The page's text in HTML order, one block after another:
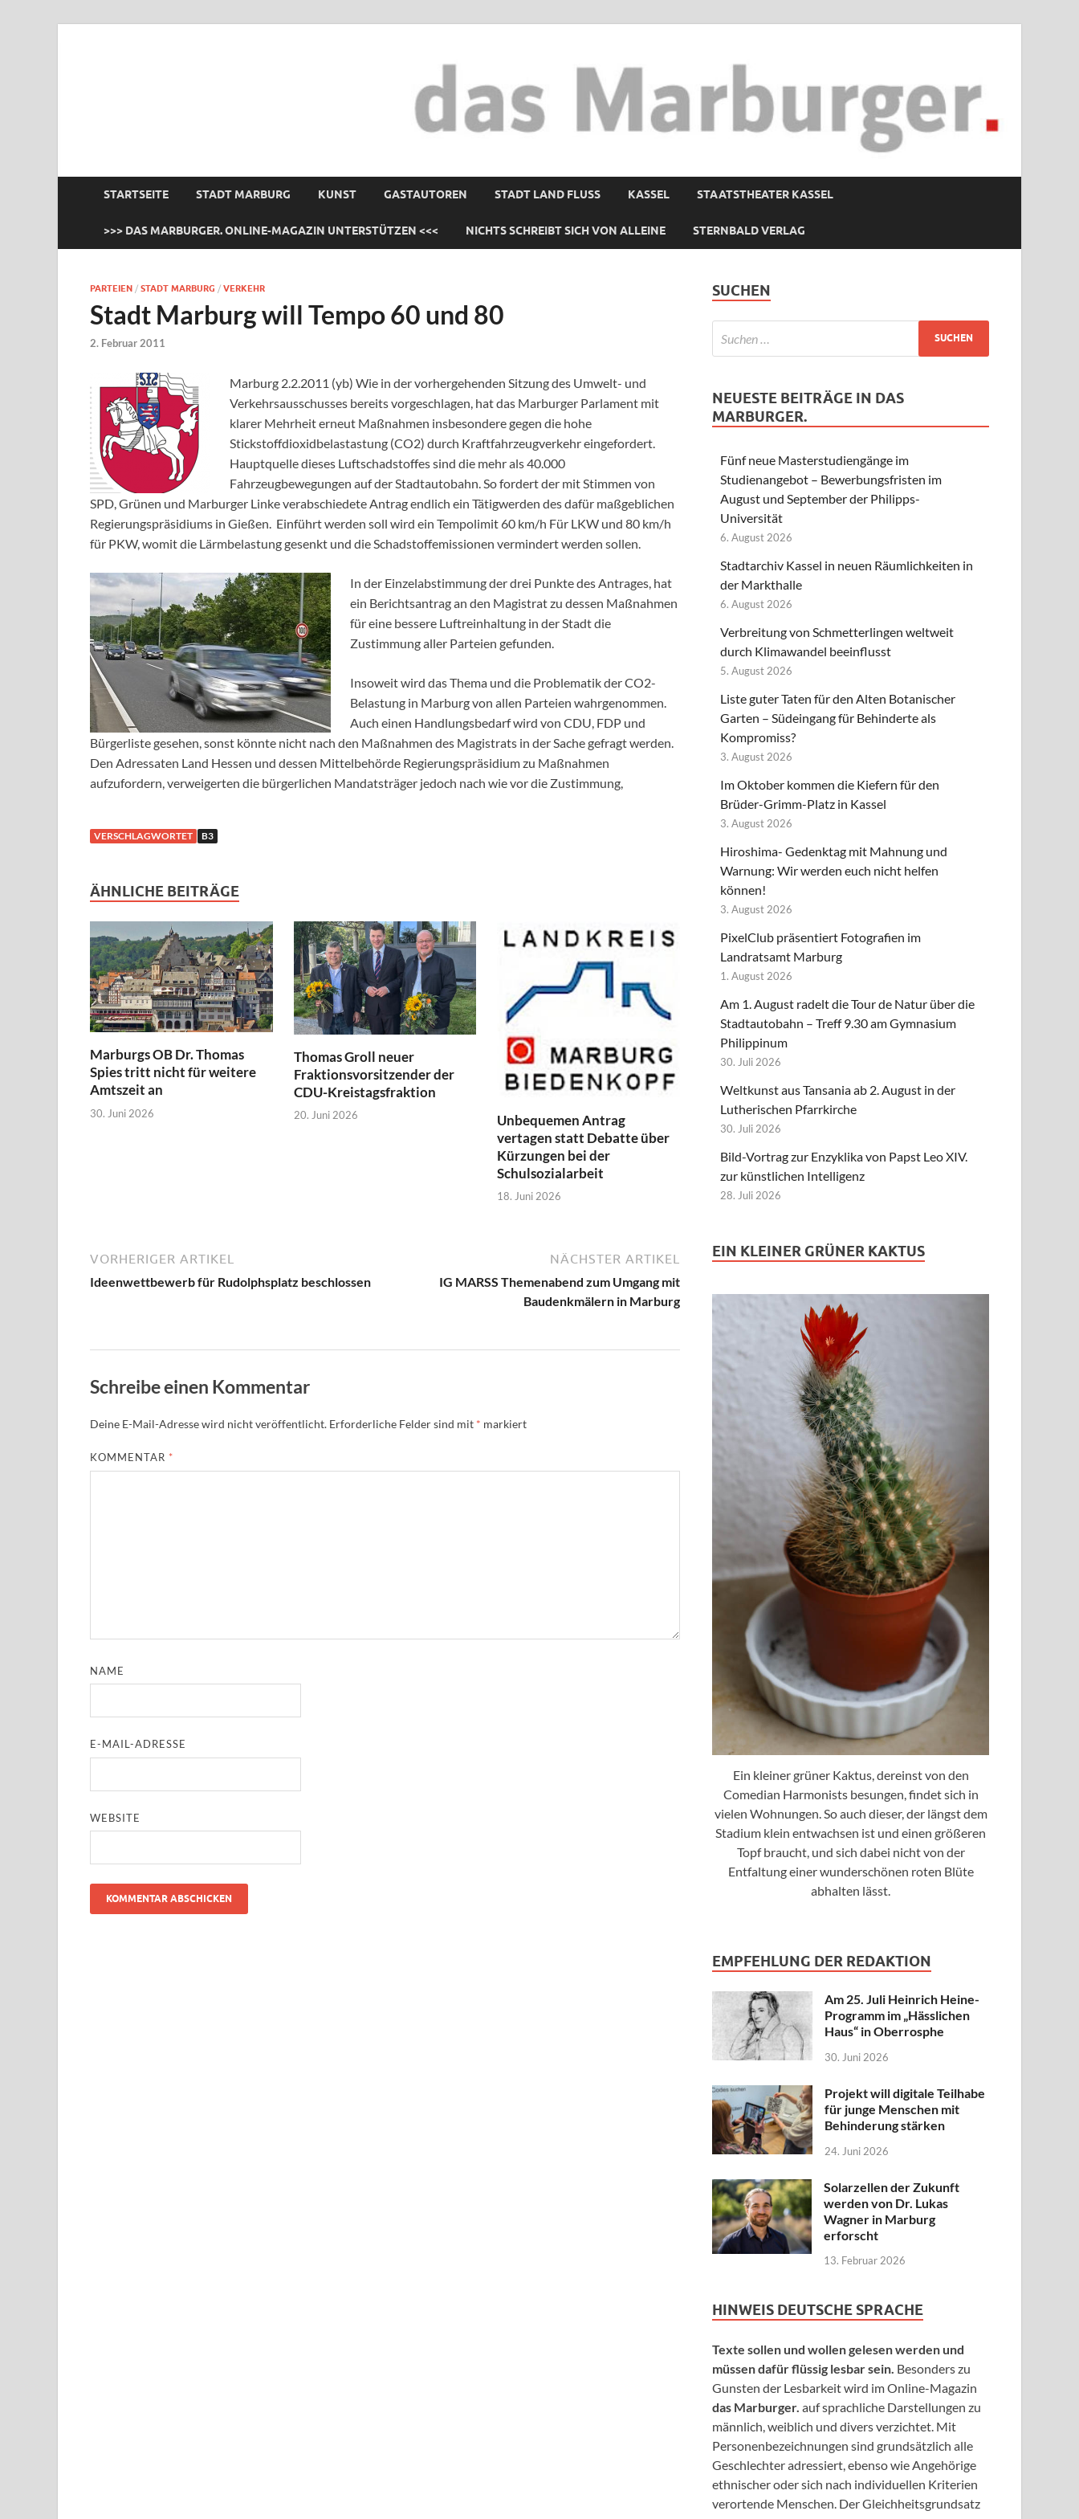
STARTSEITE STADT MARBURG KUNST GASTAUTOREN STADT LAND FLUSS KASSEL STAATSTHEATER KASSEL
>>> DAS MARBURGER. ONLINE-MAGAZIN UNTERSTÜTZEN <<< NICHTS SCHREIBT SICH VON ALLEINE STERNBALD VERLAG
PARTEIEN / STADT MARBURG / VERKEHR
Stadt Marburg will Tempo 60 und 80
2. Februar 2011
Marburg 2.2.2011 (yb) Wie in der vorhergehenden Sitzung des Umwelt- und
Verkehrsausschusses bereits vorgeschlagen, hat das Marburger Parlament mit
klarer Mehrheit erneut Maßnahmen insbesondere gegen die hohe
Stickstoffdioxidbelastastung (CO2) durch Kraftfahrzeugverkehr eingefordert.
Hauptquelle dieses Luftschadstoffes sind die mehr als 40.000
Fahrzeugbewegungen auf der Stadtautobahn. So fordert der mit Stimmen von
SPD, Grünen und Marburger Linke verabschiedete Antrag endlich ein Tätigwerden des dafür maßgeblichen
Regierungspräsidiums in Gießen. Einführt werden soll wird ein Tempolimit 60 km/h Für LKW und 80 km/h
für PKW, womit die Lärmbelastung gesenkt und die Schadstoffemissionen vermindert werden sollen.
In der Einzelabstimmung der drei Punkte des Antrages, hat
ein Berichtsantrag an den Magistrat zu dessen Maßnahmen
für eine bessere Luftreinhaltung in der Stadt die
Zustimmung aller Parteien gefunden.
Insoweit wird das Thema und die Problematik der CO2-
Belastung in Marburg von allen Parteien wahrgenommen.
Auch einen Handlungsbedarf wird von CDU, FDP und
Bürgerliste gesehen, sonst könnte nicht nach den Maßnahmen des Magistrats in der Sache gefragt werden.
Den Adressaten Land Hessen und dessen Mittelbehörde Regierungspräsidium zu Maßnahmen
aufzufordern, verweigerten die bürgerlichen Mandatsträger jedoch nach wie vor die Zustimmung,
VERSCHLAGWORTET B3
ÄHNLICHE BEITRÄGE
Marburgs OB Dr. Thomas
Spies tritt nicht für weitere
Amtszeit an
30. Juni 2026
Thomas Groll neuer
Fraktionsvorsitzender der
CDU-Kreistagsfraktion
20. Juni 2026
Unbequemen Antrag
vertagen statt Debatte über
Kürzungen bei der
Schulsozialarbeit
18. Juni 2026
VORHERIGER ARTIKEL
Ideenwettbewerb für Rudolphsplatz beschlossen
NÄCHSTER ARTIKEL
IG MARSS Themenabend zum Umgang mit
Baudenkmälern in Marburg
Schreibe einen Kommentar
Deine E-Mail-Adresse wird nicht veröffentlicht. Erforderliche Felder sind mit * markiert
KOMMENTAR *
NAME
E-MAIL-ADRESSE
WEBSITE
SUCHEN
NEUESTE BEITRÄGE IN DAS
MARBURGER.
Fünf neue Masterstudiengänge im
Studienangebot – Bewerbungsfristen im
August und September der Philipps-
Universität
6. August 2026
Stadtarchiv Kassel in neuen Räumlichkeiten in
der Markthalle
6. August 2026
Verbreitung von Schmetterlingen weltweit
durch Klimawandel beeinflusst
5. August 2026
Liste guter Taten für den Alten Botanischer
Garten – Südeingang für Behinderte als
Kompromiss?
3. August 2026
Im Oktober kommen die Kiefern für den
Brüder-Grimm-Platz in Kassel
3. August 2026
Hiroshima- Gedenktag mit Mahnung und
Warnung: Wir werden euch nicht helfen
können!
3. August 2026
PixelClub präsentiert Fotografien im
Landratsamt Marburg
1. August 2026
Am 1. August radelt die Tour de Natur über die
Stadtautobahn – Treff 9.30 am Gymnasium
Philippinum
30. Juli 2026
Weltkunst aus Tansania ab 2. August in der
Lutherischen Pfarrkirche
30. Juli 2026
Bild-Vortrag zur Enzyklika von Papst Leo XIV.
zur künstlichen Intelligenz
28. Juli 2026
EIN KLEINER GRÜNER KAKTUS
Ein kleiner grüner Kaktus, dereinst von den
Comedian Harmonists besungen, findet sich in
vielen Wohnungen. So auch dieser, der längst dem
Stadium klein entwachsen ist und einen größeren
Topf braucht, und sich dabei nicht von der
Entfaltung einer wunderschönen roten Blüte
abhalten lässt.
EMPFEHLUNG DER REDAKTION
Am 25. Juli Heinrich Heine-
Programm im „Hässlichen
Haus“ in Oberrosphe
30. Juni 2026
Projekt will digitale Teilhabe
für junge Menschen mit
Behinderung stärken
24. Juni 2026
Solarzellen der Zukunft
werden von Dr. Lukas
Wagner in Marburg
erforscht
13. Februar 2026
HINWEIS DEUTSCHE SPRACHE
Texte sollen und wollen gelesen werden und
müssen dafür flüssig lesbar sein. Besonders zu
Gunsten der Lesbarkeit wird im Online-Magazin
das Marburger. auf sprachliche Darstellungen zu
männlich, weiblich und divers verzichtet. Mit
Personenbezeichnungen sind grundsätzlich alle
Geschlechter adressiert, ebenso wie Angehörige
ethnischer oder sich nach individuellen Kriterien
verortende Menschen. Der Gleichheitsgrundsatz